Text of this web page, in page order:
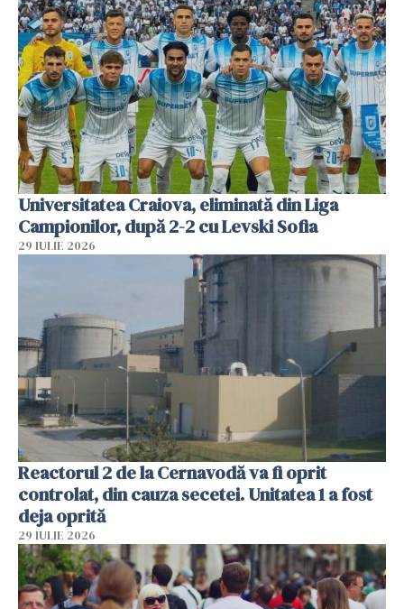
Universitatea Craiova, eliminată din Liga
Campionilor, după 2-2 cu Levski Sofia
29 IULIE 2026
Reactorul 2 de la Cernavodă va fi oprit
controlat, din cauza secetei. Unitatea 1 a fost
deja oprită
29 IULIE 2026